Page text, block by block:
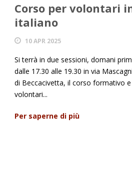
Corso per volontari
italiano
10 APR 2025
Si terrà in due sessioni, domani
dalle 17.30 alle 19.30 in via
di Beccacivetta, il corso formativo
volontari...
Per saperne di più